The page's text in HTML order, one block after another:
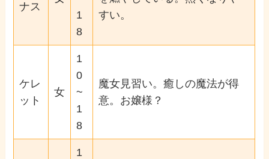
ナス
1
8
すい。
ケレ
ット
女
1
0
~
1
8
魔女見習い。癒しの魔法が得
意。お嬢様？
1